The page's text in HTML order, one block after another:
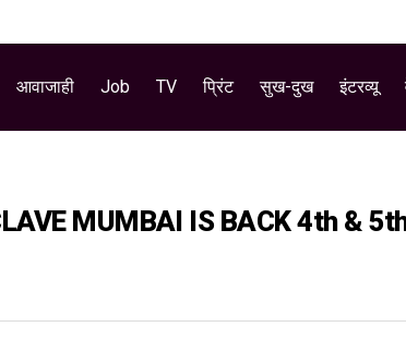
आवाजाही Job TV प्रिंट सुख-दुख इंटरव्यू
MUMBAI IS BACK 4th &